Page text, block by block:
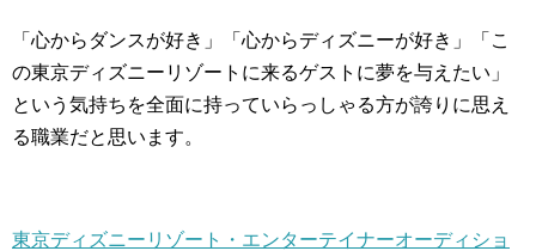
「心からダンスが好き」「心からディズニーが好き」「こ
の東京ディズニーリゾートに来るゲストに夢を与えたい」
という気持ちを全面に持っていらっしゃる方が誇りに思え
る職業だと思います。
東京ディズニーリゾート・エンターテイナーオーディショ